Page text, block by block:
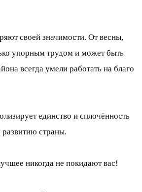
своей значимости. От весны,
упорным трудом и может быть
всегда умели работать на благо
единство и сплочённость
страны.
никогда не покидают вас!